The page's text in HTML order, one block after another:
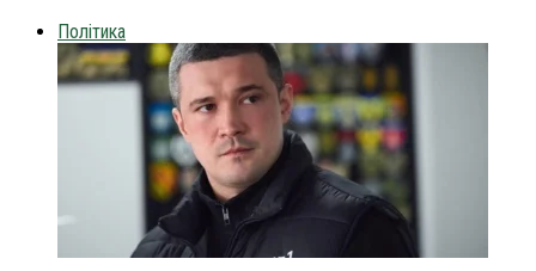
Політика